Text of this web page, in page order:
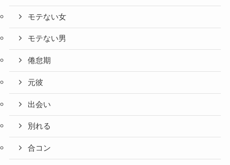
モテない女
モテない男
倦怠期
元彼
出会い
別れる
合コン